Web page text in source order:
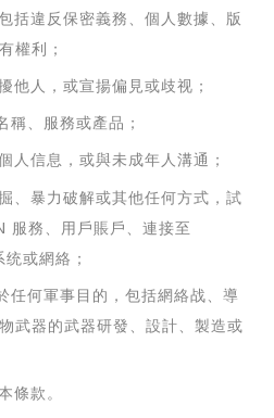
括違反保密義務、個人數據、版
權利；
他人，或宣揚偏見或歧视；
、服務或產品；
人信息，或與未成年人溝通；
、暴力破解或其他任何方式，試
服務、用戶賬戶、連接至
或網絡；
何軍事目的，包括網絡战、導
武器的武器研發、設計、製造或
條款。